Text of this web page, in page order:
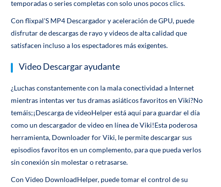
temporadas o series completas con solo unos pocos clics.
Con flixpal'S MP4 Descargador y aceleración de GPU, puede
disfrutar de descargas de rayo y videos de alta calidad que
satisfacen incluso a los espectadores más exigentes.
Video Descargar ayudante
¿Luchas constantemente con la mala conectividad a Internet
mientras intentas ver tus dramas asiáticos favoritos en Viki?No
temáis;¡Descarga de videoHelper está aquí para guardar el día
como un descargador de video en línea de Viki!Esta poderosa
herramienta, Downloader for Viki, le permite descargar sus
episodios favoritos en un complemento, para que pueda verlos
sin conexión sin molestar o retrasarse.
Con Video DownloadHelper, puede tomar el control de su